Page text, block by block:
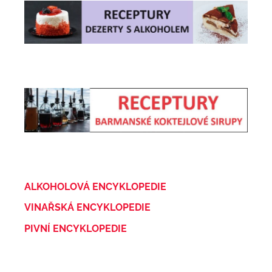
ALKOHOLOVÁ ENCYKLOPEDIE
VINAŘSKÁ ENCYKLOPEDIE
PIVNÍ ENCYKLOPEDIE